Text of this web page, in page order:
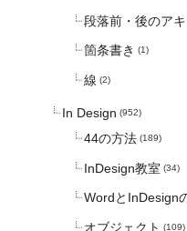
段落前・後のアキ
箇条書き (1)
線 (2)
In Design (952)
44の方法 (189)
InDesign教室 (34)
WordとInDesign
オブジェクト (109)